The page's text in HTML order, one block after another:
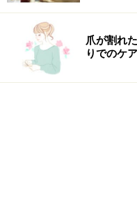
爪が割れ
りでのケ